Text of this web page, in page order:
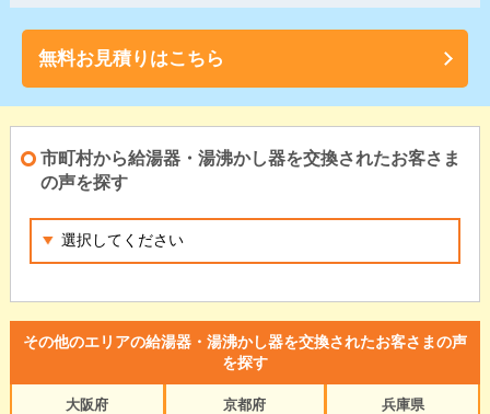
無料お見積りはこちら
市町村から給湯器・湯沸かし器を交換されたお客さま
の声を探す
その他のエリアの給湯器・湯沸かし器を交換されたお客さまの声
を探す
大阪府
京都府
兵庫県